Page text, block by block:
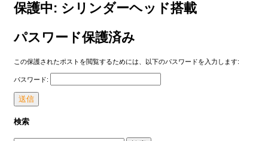
保護中: シリンダーヘッド搭載
パスワード保護済み
この保護されたポストを閲覧するためには、以下のパスワードを入力します:
パスワード:
送信
検索